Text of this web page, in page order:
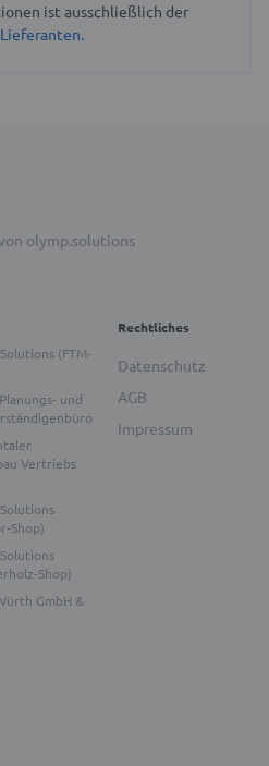
ist ausschließlich der
olymp.solutions
(FTM-
und
Vertriebs
Shop)
Shop)
GmbH &
Rechtliches
Datenschutz
AGB
Impressum